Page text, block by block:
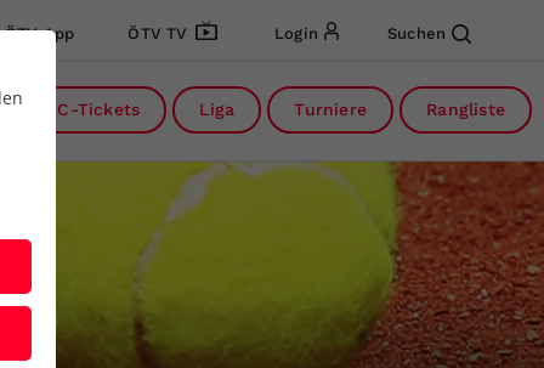
ÖTV App ÖTV TV Login Suchen
DC-Tickets Liga Turniere Rangliste